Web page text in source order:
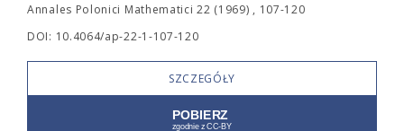
Annales Polonici Mathematici 22 (1969) , 107-120
DOI: 10.4064/ap-22-1-107-120
SZCZEGÓŁY